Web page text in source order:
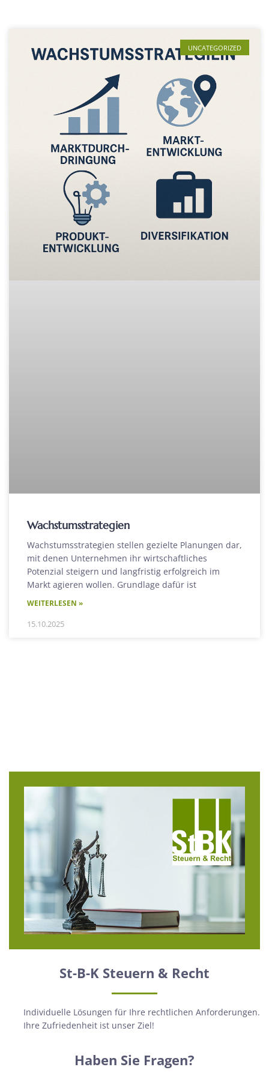
UNCATEGORIZED
Wachstumsstrategien
Wachstumsstrategien stellen gezielte Planungen dar,
mit denen Unternehmen ihr wirtschaftliches
Potenzial steigern und langfristig erfolgreich im
Markt agieren wollen. Grundlage dafür ist
WEITERLESEN »
15.10.2025
St-B-K Steuern & Recht
Individuelle Lösungen für Ihre rechtlichen Anforderungen.
Ihre Zufriedenheit ist unser Ziel!
Haben Sie Fragen?